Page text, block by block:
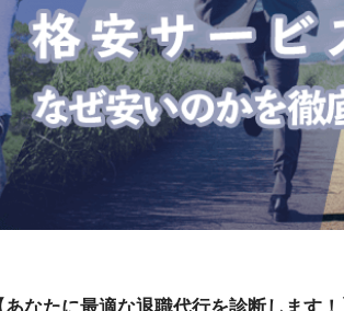
あなたに最適な退職代行を診断します